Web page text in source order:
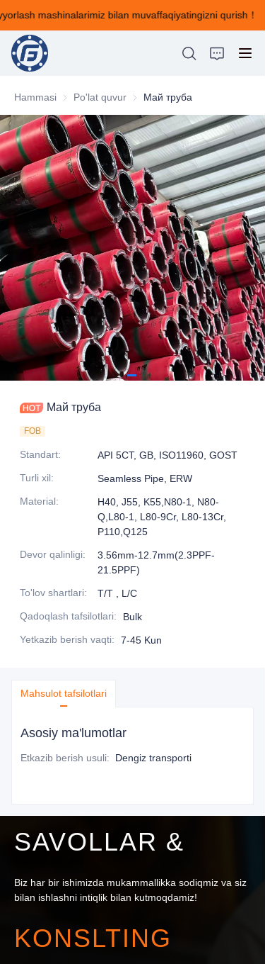
mashinalarimiz bilan muvaffaqiyatingizni qurish！
Bizning ilg'or g'isht
tayyorlash
mashinalarimiz bilan
Hammasi Po'lat quvur Po'lat quvur
Май труба
Май труба
FOB
Standart:
API 5CT, GB, ISO11960, GOST
Turli xil:
Seamless Pipe, ERW
Material:
H40, J55, K55,N80-1, N80-
Q,L80-1, L80-9Cr, L80-13Cr,
P110,Q125
Devor qalinligi:
3.56mm-12.7mm(2.3PPF-
21.5PPF)
To'lov shartlari:
T/T , L/C
Qadoqlash tafsilotlari:
Bulk
Yetkazib berish vaqti: 7-45 Kun
Mahsulot tafsilotlari
Asosiy ma'lumotlar
Etkazib berish usuli: Dengiz transporti
SAVOLLAR &
Biz har bir ishimizda mukammallikka sodiqmiz va siz
bilan ishlashni intiqlik bilan kutmoqdamiz!
KONSLTING
BOSH SAHIFA
BIZ HAQIMIZDA
MAHSULOTLAR
ЯНГИЛИКЛАР
BIZ BILAN ALOQA QILING
FEEDBACK